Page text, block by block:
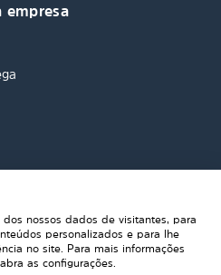
empresa
nossos dados de visitantes, para
personalizados e para lhe
no site. Para mais informações
as configurações.